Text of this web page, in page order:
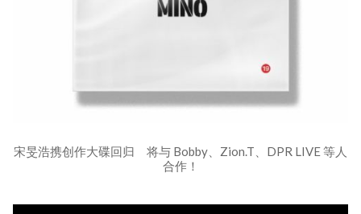
宋旻浩携创作大碟回归 将与 Bobby、Zion.T、DPR LIVE 等人
合作！